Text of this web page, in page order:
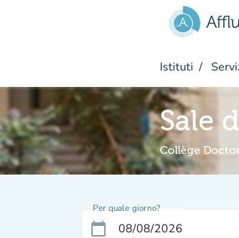
Istituti
Sale
Collège
Per quale giorno?
calendar_today